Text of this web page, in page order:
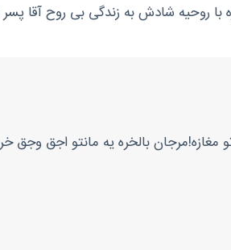
با روحیه شادش به زندگی بی روح آقا
بالخره یه مانتو اجق وجق